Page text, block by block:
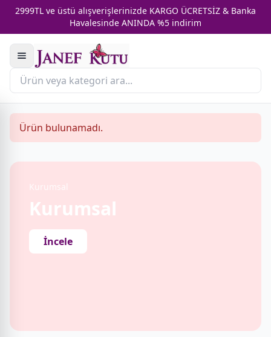
2999TL ve üstü alışverişlerinizde KARGO ÜCRETSİZ & Banka
Havalesinde ANINDA %5 indirim
Ürün bulunamadı.
Kurumsal
Kurumsal
İncele